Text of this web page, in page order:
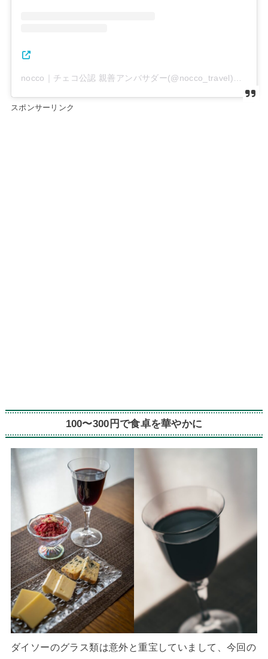
スポンサーリンク
100〜300円で食卓を華やかに
ダイソーのグラス類は意外と重宝していまして、今回の